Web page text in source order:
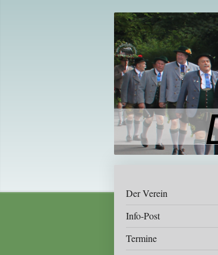
Der Verein
Info-Post
Termine